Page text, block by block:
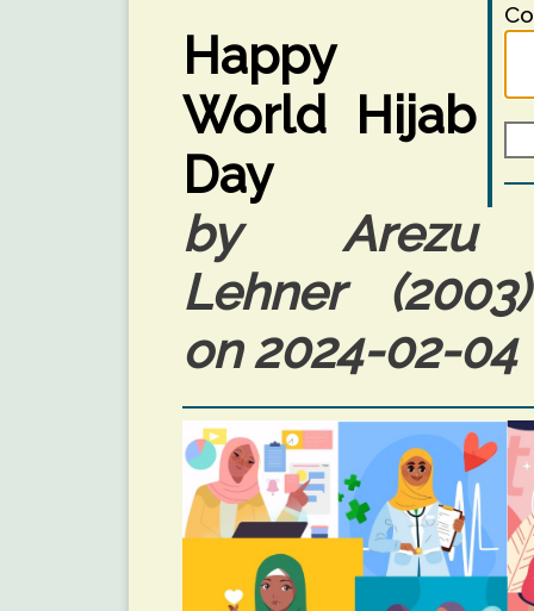
Happy
World Hijab
Day
by Arezu
Lehner
on 2024-02-04